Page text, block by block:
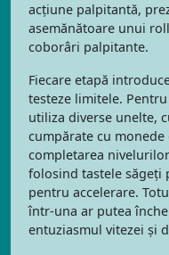
acțiune palpitantă,
asemănătoare unui
coborâri palpitante.
Fiecare etapă
testeze limitele.
utiliza diverse unelte,
cumpărate cu
completarea
folosind tastele săgeți
pentru accelerare.
într-una ar putea
entuziasmul vitezei și